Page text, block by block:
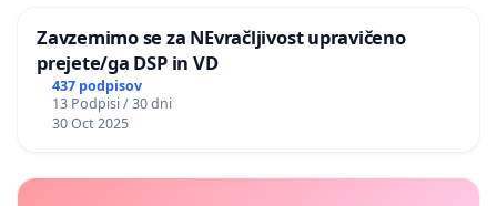
Zavzemimo se za NEvračljivost upravičeno
prejete/ga DSP in VD
437 podpisov
13 Podpisi / 30 dni
30 Oct 2025